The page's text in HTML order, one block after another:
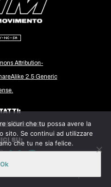
ORIENTE
Attribution-
2.5 Generic
SU:
sicuri che tu possa avere la
sito. Se continui ad utilizzare
che tu ne sia felice.
Ok